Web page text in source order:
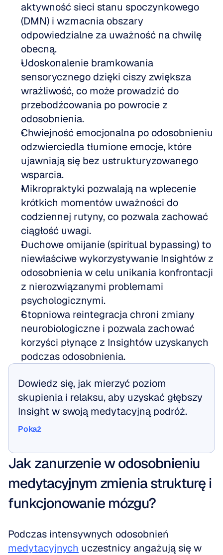
aktywność sieci stanu spoczynkowego
(DMN) i wzmacnia obszary
odpowiedzialne za uważność na chwilę
obecną.
Udoskonalenie bramkowania
sensorycznego dzięki ciszy zwiększa
wrażliwość, co może prowadzić do
przebodźcowania po powrocie z
odosobnienia.
Chwiejność emocjonalna po odosobnieniu
odzwierciedla tłumione emocje, które
ujawniają się bez ustrukturyzowanego
wsparcia.
Mikropraktyki pozwalają na wplecenie
krótkich momentów uważności do
codziennej rutyny, co pozwala zachować
ciągłość uwagi.
Duchowe omijanie (spiritual bypassing) to
niewłaściwe wykorzystywanie Insightów z
odosobnienia w celu unikania konfrontacji
z nierozwiązanymi problemami
psychologicznymi.
Stopniowa reintegracja chroni zmiany
neurobiologiczne i pozwala zachować
korzyści płynące z Insightów uzyskanych
podczas odosobnienia.
Dowiedz się, jak mierzyć poziom
skupienia i relaksu, aby uzyskać głębszy
Insight w swoją medytacyjną podróż.
Pokaż
Jak zanurzenie w odosobnieniu
medytacyjnym zmienia strukturę i
funkcjonowanie mózgu?
medytacyjnych uczestnicy angażują się w